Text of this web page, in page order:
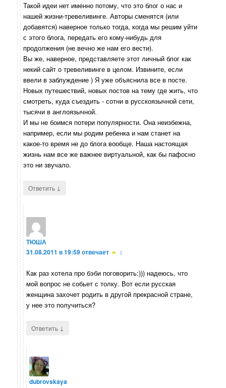
Такой идеи нет именно потому, что это блог о нас и
нашей жизни-тревеливинге. Авторы сменятся (или
добавятся) наверное только тогда, когда мы решим уйти
с этого блога, передать его кому-нибудь для
продолжения (не вечно же нам его вести).
Вы же, наверное, представляете этот личный блог как
некий сайт о тревеливинге в целом. Извините, если
ввели в заблуждение ) Я уже объяснила все в посте.
Новых путешествий, новых постов на тему где жить, что
смотреть, куда съездить - сотни в русскоязычной сети,
тысячи в англоязычной.
И мы не боимся потери популярности. Она неизбежна,
например, если мы родим ребенка и нам станет на
какое-то время не до блога вообще. Наша настоящая
жизнь нам все же важнее виртуальной, как бы пафосно
это ни звучало.
Ответить ↓
ТЮША
31.08.2011 в 19:59отвечает :
Как раз хотела про бэби поговорить:))) надеюсь, что
мой вопрос не собьет с толку. Вот если русская
женщина захочет родить в другой прекрасной стране,
у нее это получиться?
Ответить ↓
dubrovskaya